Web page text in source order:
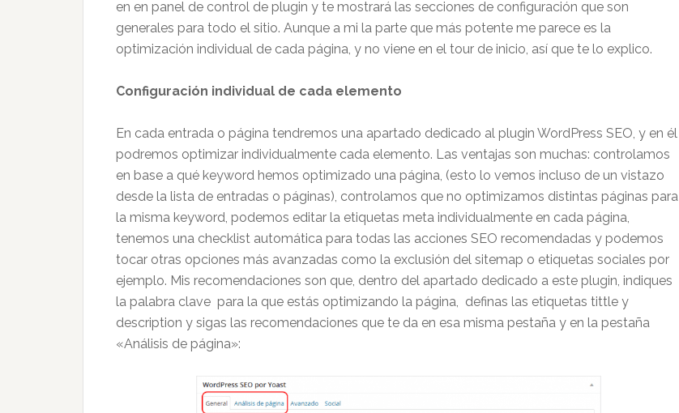
en en panel de control de plugin y te mostrará las secciones de configuración que son
generales para todo el sitio. Aunque a mi la parte que más potente me parece es la
optimización individual de cada página, y no viene en el tour de inicio, así que te lo explico.
Configuración individual de cada elemento
En cada entrada o página tendremos una apartado dedicado al plugin WordPress SEO, y en él
podremos optimizar individualmente cada elemento. Las ventajas son muchas: controlamos
en base a qué keyword hemos optimizado una página, (esto lo vemos incluso de un vistazo
desde la lista de entradas o páginas), controlamos que no optimizamos distintas páginas para
la misma keyword, podemos editar la etiquetas meta individualmente en cada página,
tenemos una checklist automática para todas las acciones SEO recomendadas y podemos
tocar otras opciones más avanzadas como la exclusión del sitemap o etiquetas sociales por
ejemplo. Mis recomendaciones son que, dentro del apartado dedicado a este plugin, indiques
la palabra clave para la que estás optimizando la página, definas las etiquetas tittle y
description y sigas las recomendaciones que te da en esa misma pestaña y en la pestaña
«Análisis de página»: